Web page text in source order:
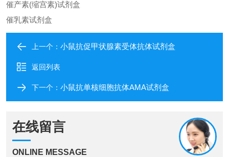
催产素(缩宫素)试剂盒
催乳素试剂盒
上一个： 小鼠抗促甲状腺素受体抗体试剂盒
返回列表
下一个： 小鼠抗单核细胞抗体AMA试剂盒
在线留言
ONLINE MESSAGE